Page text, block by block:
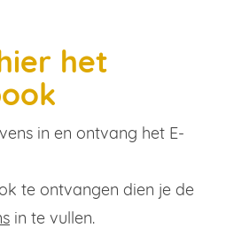
het
in en ontvang het E-
te ontvangen dien je de
in te vullen.